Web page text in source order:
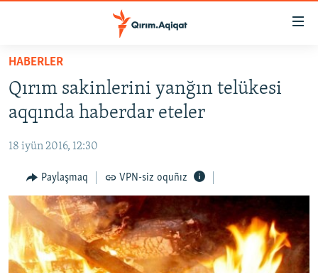
Esas
qaytmaq
Baş
navigatsiyağa
qaytmaq
qaytmaq
SİYASET
İQTİSADİYAT
CEMİYET
MEDENİYET
İNSAN AQLARI
VİDEO
SÜRET
HABERLER
Qırım sakinlerini yanğın telükesi
aqqında haberdar eteler
18 iyün 2016, 12:30
Paylaşmaq VPN-siz oquñız